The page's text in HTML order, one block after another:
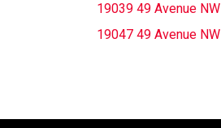
19039 49 Avenue NW
19047 49 Avenue NW